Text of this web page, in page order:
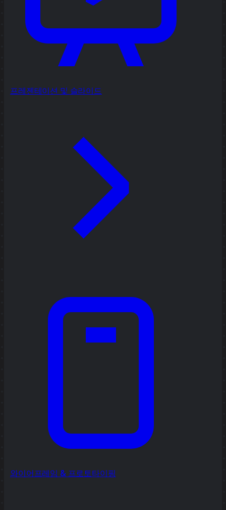
프레젠테이션 및 슬라이드
와이어프레임 & 프로토타이핑